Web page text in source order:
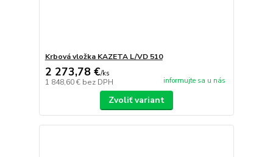
Krbová vložka KAZETA L/VD 510
2 273,78 €/ks
1 848,60 € bez DPH informujte sa u nás
Zvoliť variant